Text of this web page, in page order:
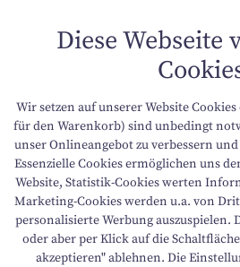
T +43 6136 8888 E
Diese Webseite
Wir setzen auf unserer Website
für den Warenkorb) sind unbedingt
unser Onlineangebot zu verbessern
Essenzielle Cookies ermöglichen uns
Website, Statistik-Cookies werten
Marketing-Cookies werden u.a. von
personalisierte Werbung auszuspielen.
oder aber per Klick auf die
akzeptieren" ablehnen. Die